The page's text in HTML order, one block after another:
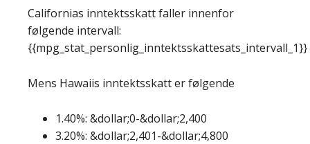
Californias inntektsskatt faller innenfor
følgende intervall:
{{mpg_stat_personlig_inntektsskattesats_intervall_1}}
Mens Hawaiis inntektsskatt er følgende
1.40%: &dollar;0-&dollar;2,400
3.20%: &dollar;2,401-&dollar;4,800